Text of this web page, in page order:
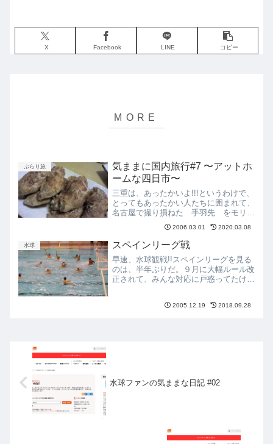
X Facebook LINE コピー
ぶらり旅
気ままに国内旅行#7 〜アットホ
ームな四日市〜
三重は、あったかいよ!!!というわけで、
とってもあったかい人たちに囲まれて、
名古屋で撮り損ねた 手羽先 をモリモ
リ食べた。手羽先の正しい食べ方を教わ
って、モリモリ食べた。今回は、親友の
家に泊まらせてもらったけど、「次は、
うちに泊まりにおいで...
2006.03.01 2020.03.08
水球 スペインリーグ戦
早速、水球観戦!!スペインリーグを見る
のは、半年ぶりだ。９月に大幅ルール改
正されて、みんな対応に戸惑ってたけ
ンチームにとっては、再び世界のトップ
2005.12.19 2018.09.28
水球ファンの気ままな日記 #02